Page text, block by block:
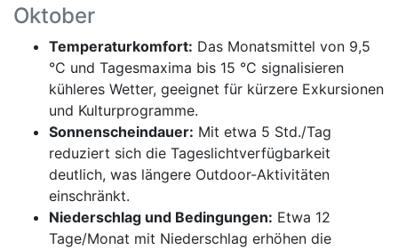
Oktober
Temperaturkomfort: Das Monatsmittel von 9,5
°C und Tagesmaxima bis 15 °C signalisieren
kühleres Wetter, geeignet für kürzere Exkursionen
und Kulturprogramme.
Sonnenscheindauer: Mit etwa 5 Std./Tag
reduziert sich die Tageslichtverfügbarkeit
deutlich, was längere Outdoor-Aktivitäten
einschränkt.
Niederschlag und Bedingungen: Etwa 12
Tage/Monat mit Niederschlag erhöhen die